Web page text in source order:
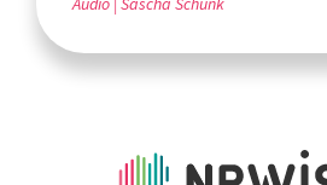
Audio Sascha Schunk